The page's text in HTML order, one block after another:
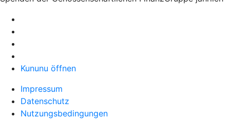
Kununu öffnen
Impressum
Datenschutz
Nutzungsbedingungen